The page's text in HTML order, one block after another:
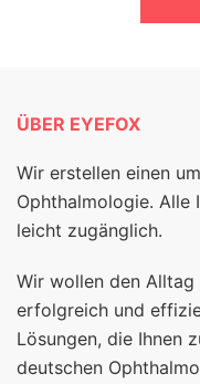
ÜBER EYEFOX
Wir erstellen einen
Ophthalmologie. Alle
leicht zugänglich.
Wir wollen den
erfolgreich und
Lösungen, die Ihnen
deutschen